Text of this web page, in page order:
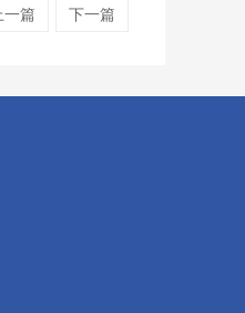
下一篇
一篇